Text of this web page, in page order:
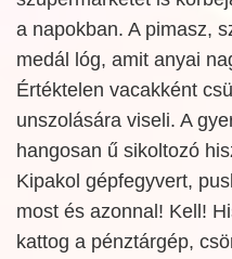
a napokban. A pimasz,
medál lóg, amit anyai
Értéktelen vacakként
unszolására viseli. A
hangosan ű sikoltozó
Kipakol gépfegyvert,
most és azonnal! Kell!
kattog a pénztárgép,